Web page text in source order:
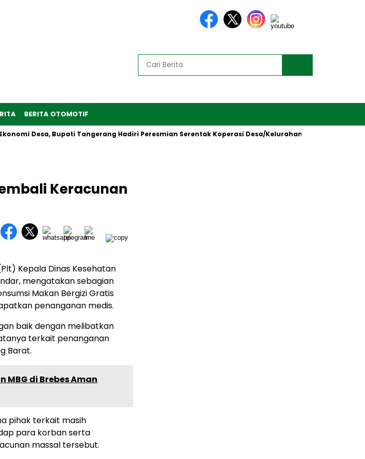
BERITA OTOMOTIF
Desa, Bupati Tangerang Hadiri Peresmian Serentak Koperasi Desa/Kelurahan Merah Putih oleh
Keracunan
Kepala Dinas Kesehatan
mengatakan sebagian
Makan Bergizi Gratis
penanganan medis.
baik dengan melibatkan
terkait penanganan
Barat.
MBG di Brebes Aman
pihak terkait masih
para korban serta
massal tersebut.